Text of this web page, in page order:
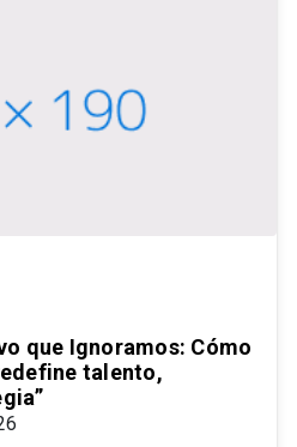
que Ignoramos: Cómo
talento,